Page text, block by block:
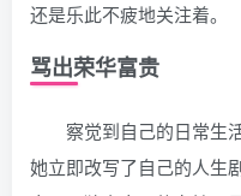
还是乐此不疲地关注着。
骂出荣华富贵
察觉到自己的日常生
她立即改写了自己的人生